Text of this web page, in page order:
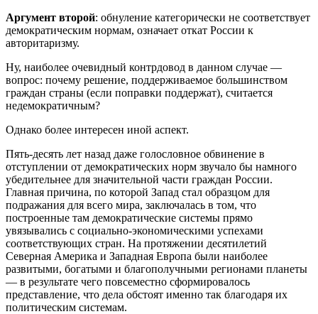
Аргумент второй: обнуление категорически не соответствует
демократическим нормам, означает откат России к
авторитаризму.
Ну, наиболее очевидный контрдовод в данном случае —
вопрос: почему решение, поддерживаемое большинством
граждан страны (если поправки поддержат), считается
недемократичным?
Однако более интересен иной аспект.
Пять-десять лет назад даже голословное обвинение в
отступлении от демократических норм звучало бы намного
убедительнее для значительной части граждан России.
Главная причина, по которой Запад стал образцом для
подражания для всего мира, заключалась в том, что
построенные там демократические системы прямо
увязывались с социально-экономическими успехами
соответствующих стран. На протяжении десятилетий
Северная Америка и Западная Европа были наиболее
развитыми, богатыми и благополучными регионами планеты
— в результате чего повсеместно сформировалось
представление, что дела обстоят именно так благодаря их
политическим системам.